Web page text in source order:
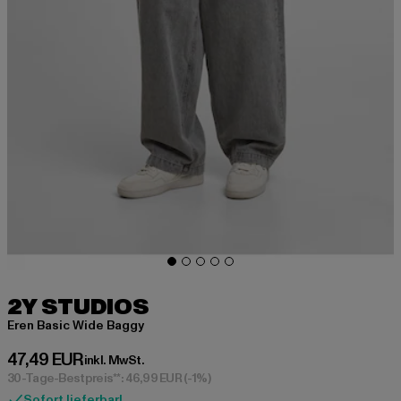
2Y STUDIOS
Eren Basic Wide Baggy
47,49 EUR
Derzeitiger Preis: 47,49 EUR
inkl. MwSt.
30-Tage-Bestpreis**: 46,99 EUR(-1%)